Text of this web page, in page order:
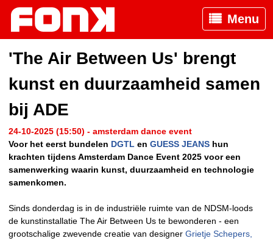
Menu
'The Air Between Us' brengt
kunst en duurzaamheid samen
bij ADE
24-10-2025 (15:50) - amsterdam dance event
Voor het eerst bundelen DGTL en GUESS JEANS hun
krachten tijdens Amsterdam Dance Event 2025 voor een
samenwerking waarin kunst, duurzaamheid en technologie
samenkomen.
Sinds donderdag is in de industriële ruimte van de NDSM-loods
de kunstinstallatie The Air Between Us te bewonderen - een
grootschalige zwevende creatie van designer Grietje Schepers,